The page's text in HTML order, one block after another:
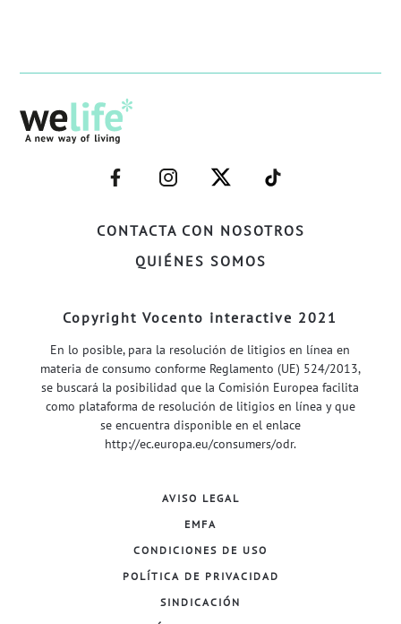
CONTACTA CON NOSOTROS
QUIÉNES SOMOS
–
FACEBOOK–
–
INSTAGRAM–
–
TWITTER–
–
WELIFE–
Copyright Vocento interactive 2021
En lo posible, para la resolución de litigios en línea en
materia de consumo conforme Reglamento (UE) 524/2013,
se buscará la posibilidad que la Comisión Europea facilita
como plataforma de resolución de litigios en línea y que
se encuentra disponible en el enlace
http://ec.europa.eu/consumers/odr.
AVISO LEGAL
EMFA
CONDICIONES DE USO
POLÍTICA DE PRIVACIDAD
SINDICACIÓN